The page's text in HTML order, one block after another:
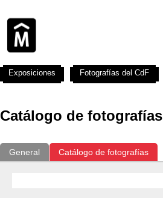
Catálogo de fotografías
General Catálogo de fotografías
Exposiciones Fotografías del CdF